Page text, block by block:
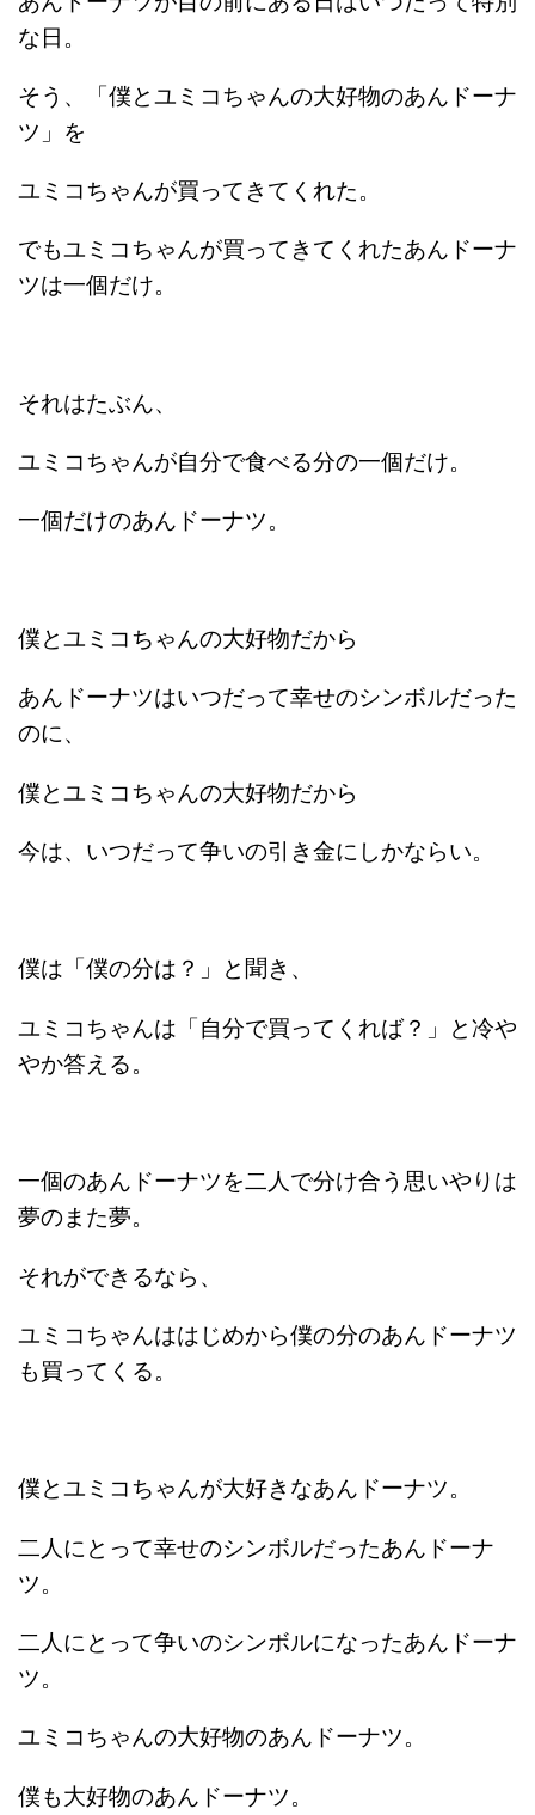
な日。
そう、「僕とユミコちゃんの大好物のあんドーナ
ツ」を
ユミコちゃんが買ってきてくれた。
でもユミコちゃんが買ってきてくれたあんドーナ
ツは一個だけ。
それはたぶん、
ユミコちゃんが自分で食べる分の一個だけ。
一個だけのあんドーナツ。
僕とユミコちゃんの大好物だから
あんドーナツはいつだって幸せのシンボルだった
のに、
僕とユミコちゃんの大好物だから
今は、いつだって争いの引き金にしかならい。
僕は「僕の分は？」と聞き、
ユミコちゃんは「自分で買ってくれば？」と冷や
やか答える。
一個のあんドーナツを二人で分け合う思いやりは
夢のまた夢。
それができるなら、
ユミコちゃんははじめから僕の分のあんドーナツ
も買ってくる。
僕とユミコちゃんが大好きなあんドーナツ。
二人にとって幸せのシンボルだったあんドーナ
ツ。
二人にとって争いのシンボルになったあんドーナ
ツ。
ユミコちゃんの大好物のあんドーナツ。
僕も大好物のあんドーナツ。